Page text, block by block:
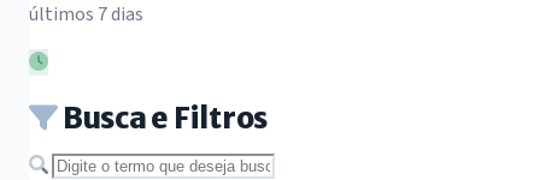
últimos 7 dias
Busca e Filtros
Buscar termo